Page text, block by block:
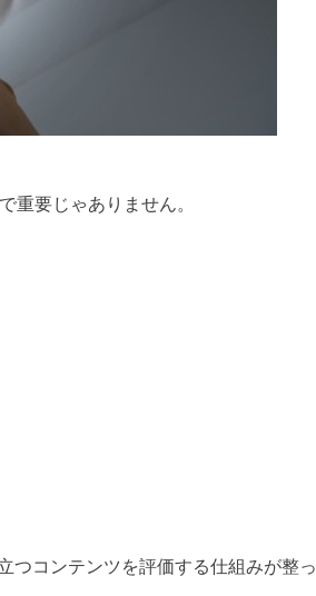
重要じゃありません。
つコンテンツを評価する仕組みが整っ